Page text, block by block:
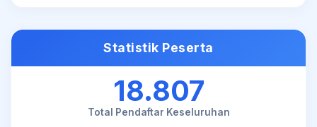
Statistik Peserta
18.807
Total Pendaftar Keseluruhan